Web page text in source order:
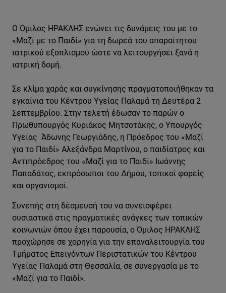
Ο Όμιλος ΗΡΑΚΛΗΣ ενώνει τις δυνάμεις του με το
«Μαζί με το Παιδί» για τη δωρεά του απαραίτητου
ιατρικού εξοπλισμού ώστε να λειτουργήσει ξανά η
ιατρική δομή.
Σε κλίμα χαράς και συγκίνησης πραγματοποιήθηκαν τα
εγκαίνια του Κέντρου Υγείας Παλαμά τη Δευτέρα 2
Σεπτεμβρίου. Στην τελετή έδωσαν το παρών ο
Πρωθυπουργός Κυριάκος Μητσοτάκης, ο Υπουργός
Υγείας Άδωνης Γεωργιάδης, η Πρόεδρος του «Μαζί
για το Παιδί» Αλεξάνδρα Μαρτίνου, ο παιδίατρος και
Αντιπρόεδρος του «Μαζί για το Παιδί» Ιωάννης
Παπαδάτος, εκπρόσωποι του Δήμου, τοπικοί φορείς
και οργανισμοί.
Συνεπής στη δέσμευσή του να συνεισφέρει
ουσιαστικά στις πραγματικές ανάγκες των τοπικών
κοινωνιών όπου έχει παρουσία, ο Όμιλος ΗΡΑΚΛΗΣ
προχώρησε σε χορηγία για την επαναλειτουργία του
Τμήματος Επειγόντων Περιστατικών του Κέντρου
Υγείας Παλαμά στη Θεσσαλία, σε συνεργασία με το
«Μαζί για το Παιδί».